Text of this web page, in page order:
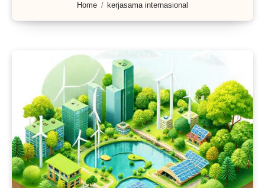
Home kerjasama internasional